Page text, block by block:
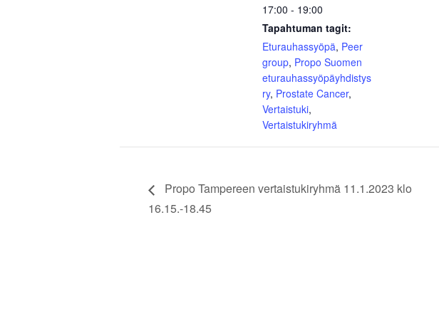
17:00 - 19:00
Tapahtuman tagit:
Eturauhassyöpä, Peer
group, Propo Suomen
eturauhassyöpäyhdistys
ry, Prostate Cancer,
Vertaistuki,
Vertaistukiryhmä
Propo Tampereen vertaistukiryhmä 11.1.2023 klo
16.15.-18.45